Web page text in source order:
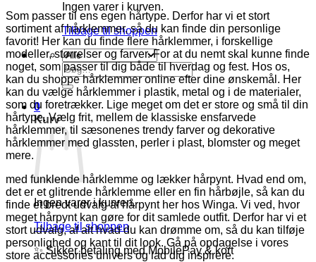
Ingen varer i kurven.
Tilbage til shoppen
Søg
efter:
0
Kurv
Ingen varer i kurven.
Tilbage til shoppen
✨ Sikker betaling med MobilePay & kort
Som passer til ens egen hårtype. Derfor har vi et stort
sortiment af hårklemmer, så du kan finde din personlige
favorit! Her kan du finde flere hårklemmer, i forskellige
modeller, størrelser og farver. For at du nemt skal kunne finde
noget, som passer til dig både til hverdag og fest. Hos os,
kan du shoppe hårklemmer online efter dine ønskemål. Her
kan du vælge hårklemmer i plastik, metal og i de materialer,
som du foretrækker. Lige meget om det er store og små til din
hårtype. Vælg frit, mellem de klassiske ensfarvede
hårklemmer, til sæsonenes trendy farver og dekorative
hårklemmer med glassten, perler i plast, blomster og meget
mere.
med funklende hårklemme og lækker hårpynt. Hvad end om,
det er et glitrende hårklemme eller en fin hårbøjle, så kan du
finde et bredt udvalg af hårpynt her hos Winga. Vi ved, hvor
meget hårpynt kan gøre for dit samlede outfit. Derfor har vi et
stort udvalg, af alt hvad du kan drømme om, så du kan tilføje
personlighed og kant til dit look. Gå på opdagelse i vores
store accessories univers og lad dig inspirere.